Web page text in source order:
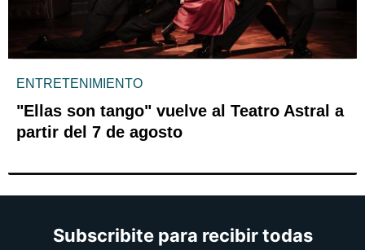
ENTRETENIMIENTO
"Ellas son tango" vuelve al Teatro Astral a
partir del 7 de agosto
Subscribite para recibir todas